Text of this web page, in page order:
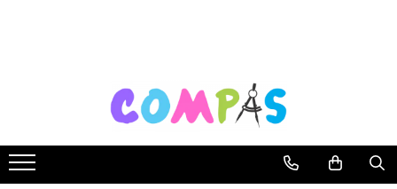
Noutăți Librăria Compas
Souvenir România
Rechizite școlare
Instrumente de scris